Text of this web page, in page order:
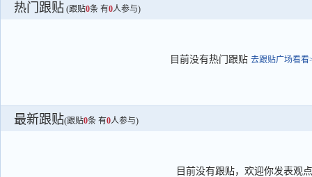
热门跟贴 (跟贴0条 有0人参与)
目前没有热门跟贴 去跟贴广场看看
最新跟贴(跟贴0条 有0人参与)
目前没有跟贴，欢迎你发表观点